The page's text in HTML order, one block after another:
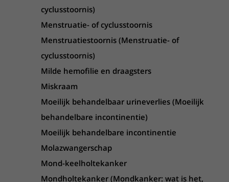
cyclusstoornis)
Menstruatie- of cyclusstoornis
Menstruatiestoornis (Menstruatie- of
cyclusstoornis)
Milde hemofilie en draagsters
Miskraam
Moeilijk behandelbaar urineverlies (Moeilijk
behandelbare incontinentie)
Moeilijk behandelbare incontinentie
Molazwangerschap
Mond-keelholtekanker
Mondholtekanker (Mondkanker: wat is het,